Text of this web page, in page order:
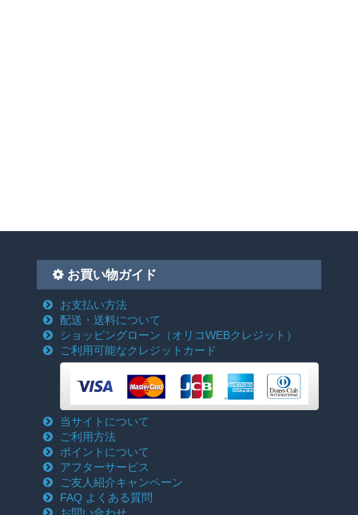
お買い物ガイド
お支払い方法
配送・送料について
ショッピングローン （オリコWEBクレジット）
ご利用可能なクレジットカード
当サイトについて
ご利用方法
ポイントについて
アフターサービス
ご友人紹介キャンペーン
FAQ よくある質問